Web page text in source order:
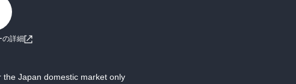
の詳細
Japan domestic market only